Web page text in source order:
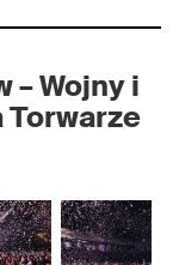
– Wojny i
Torwarze